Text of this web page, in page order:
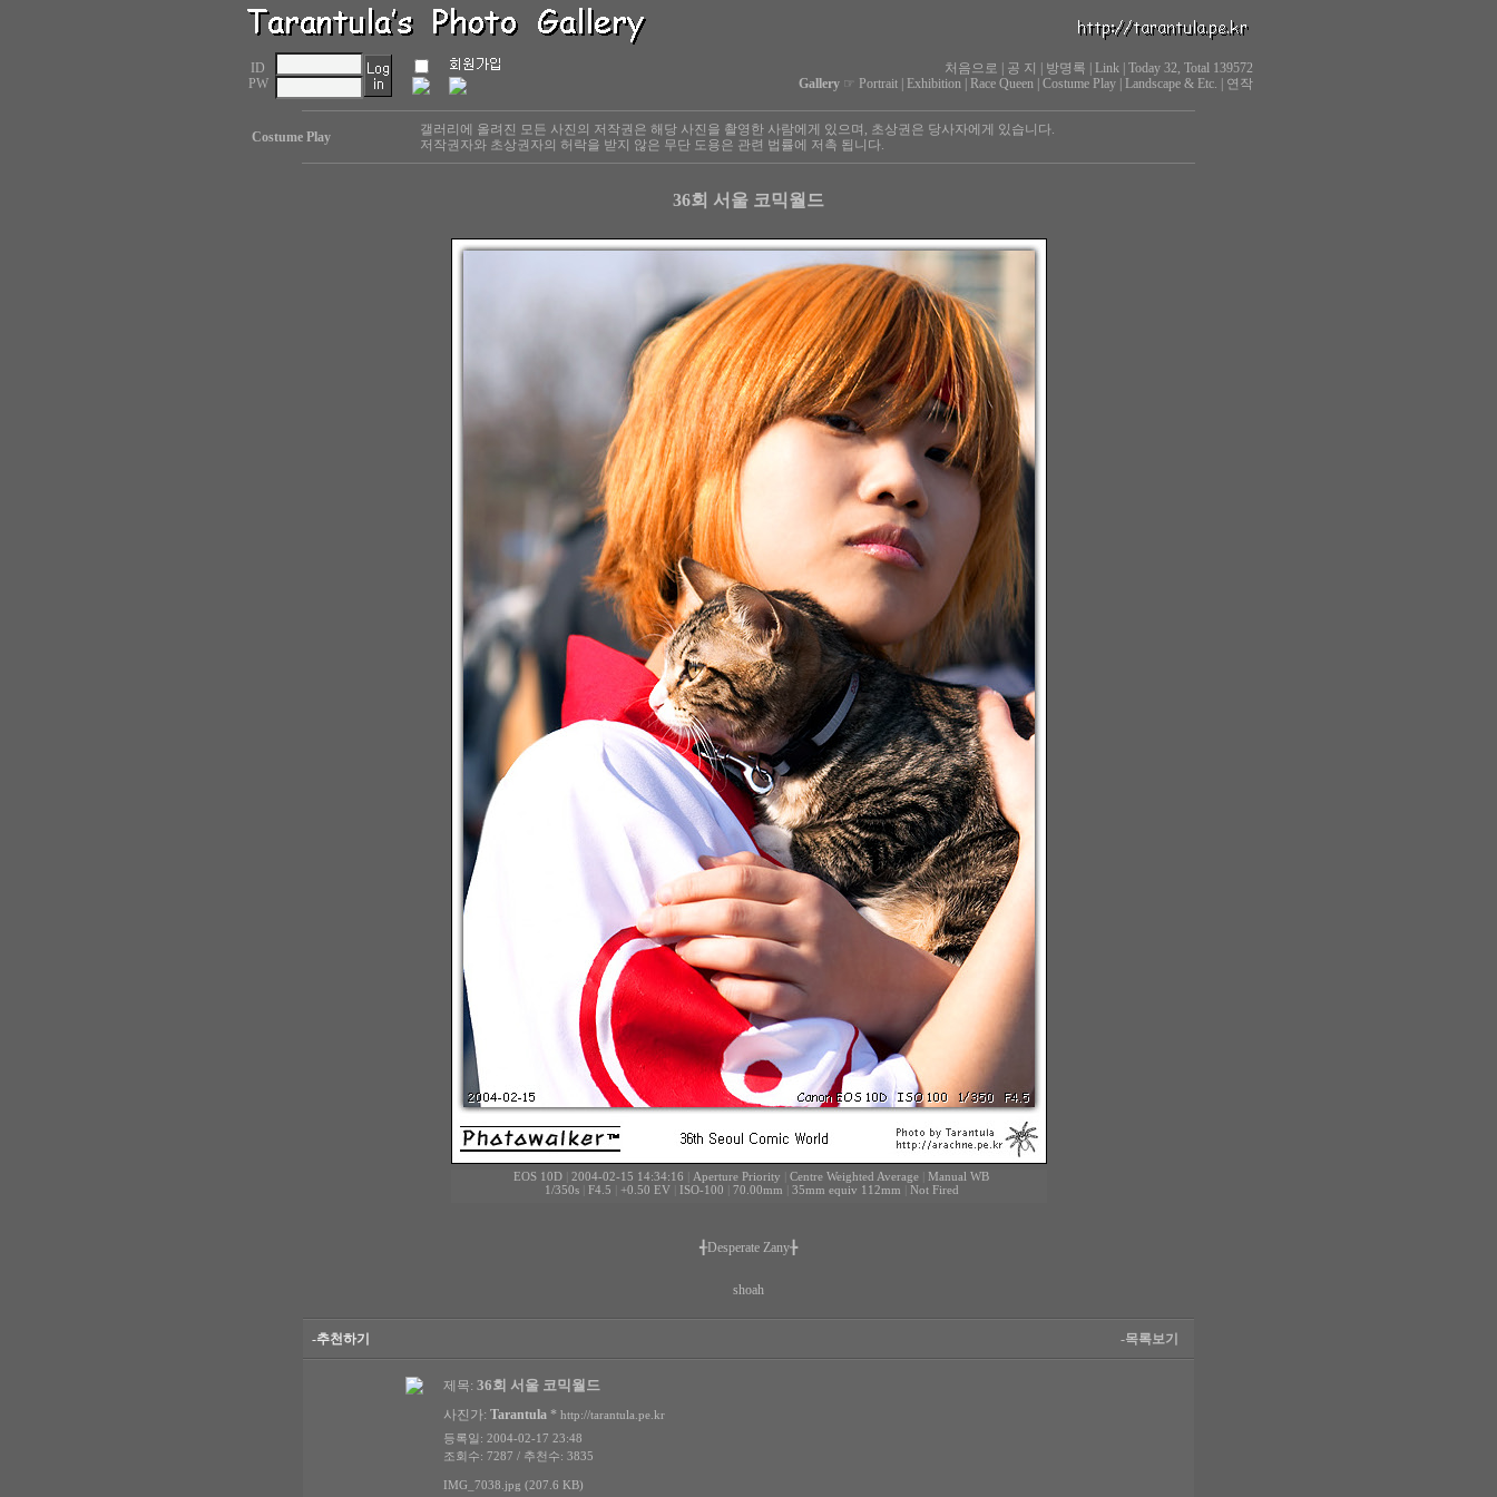
ID
PW
처음으로 공 지 방명록 Link| Today 32, Total 139572
Gallery☞ Portrait| Exhibition| Race Queen| Costume Play| Landscape & Etc. 연작
Costume Play
갤러리에 올려진 모든 사진의 저작권은 해당 사진을 촬영한 사람에게 있으며, 초상권은 당사자에게 있습니다.
저작권자와 초상권자의 허락을 받지 않은 무단 도용은 관련 법률에 저촉 됩니다.
36회 서울 코믹월드
EOS 10D 2004-02-15 14:34:16 Aperture Priority Centre Weighted Average
Manual WB
1/350s| F4.5 +0.50 EV| ISO-100 70.00mm 35mm equiv 112mm Not Fired
╉Desperate Zany╊
shoah
-추천하기 -목록보기
제목: 36회 서울 코믹월드
사진가: Tarantula * http://tarantula.pe.kr
등록일: 2004-02-17 23:48
조회수: 7287 / 추천수: 3835
IMG_7038.jpg (207.6 KB)